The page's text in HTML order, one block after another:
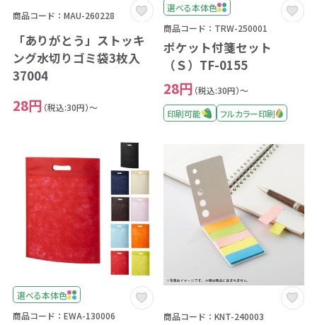
商品コード：MAU-260228
「ありがとう」ストッキ
ング水切りゴミ袋3枚入
37004
28円 （税込:30円）～
選べる本体色
商品コード：TRW-250001
ポケット付箋セット
（Ｓ）TF-0155
28円 （税込:30円）～
印刷可能
フルカラー印刷
選べる本体色
商品コード：EWA-130006
商品コード：KNT-240003